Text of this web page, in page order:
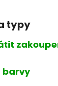
typy
barvy